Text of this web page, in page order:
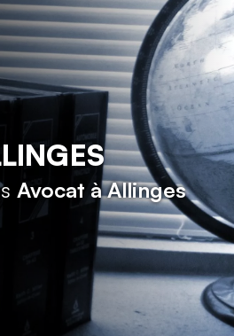
Avocat à Allinges